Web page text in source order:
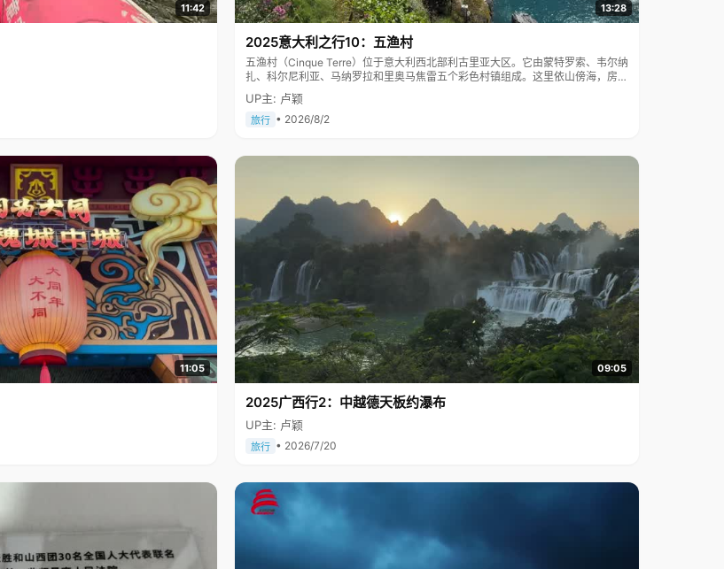
11:42 13:28
2025意大利之行10：五渔村
五渔村（Cinque Terre）位于意大利西北部利古里亚大区。它由蒙特罗索、韦尔纳
扎、科尔尼利亚、马纳罗拉和里奥马焦雷五个彩色村镇组成。这里依山傍海，房屋
色彩斑斓，1997年被列为世界文化遗产。
UP主: 卢颖
旅行 • 2026/8/2
11:05 09:05
2025广西行2：中越德天板约瀑布
UP主: 卢颖
旅行 • 2026/7/20